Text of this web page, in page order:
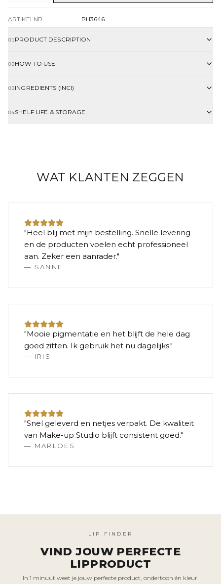
ARTIKELNR. PH3646
01 PRODUCT DESCRIPTION
02HOW TO USE
03INGREDIENTS (INCI)
04SHELF LIFE & STORAGE
WAT KLANTEN ZEGGEN
"Heel blij met mijn bestelling. Snelle levering
en de producten voelen echt professioneel
aan. Zeker een aanrader."
— SANNE
"Mooie pigmentatie en het blijft de hele dag
goed zitten. Ik gebruik het nu dagelijks."
— IRIS
"Snel geleverd en netjes verpakt. De kwaliteit
van Make-up Studio blijft consistent goed."
— MARLOES
LIP FINDER
VIND JOUW PERFECTE
LIPPRODUCT
In 1 minuut weet je jouw perfecte product, ondertoon én kleur.